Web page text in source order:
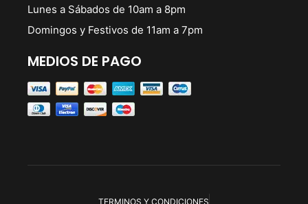
Lunes a Sábados de 10am a 8pm
Domingos y Festivos de 11am a 7pm
MEDIOS DE PAGO
TERMINOS Y CONDICIONES